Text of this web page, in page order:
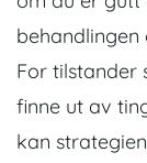
For tilstander
finne ut av
kan